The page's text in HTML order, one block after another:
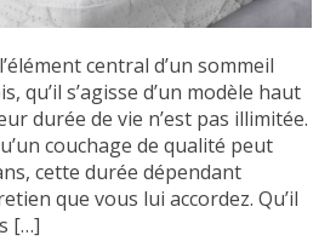
central d’un sommeil
qu’il s’agisse d’un modèle haut
durée de vie n’est pas illimitée.
couchage de qualité peut
cette durée dépendant
que vous lui accordez. Qu’il
[…]